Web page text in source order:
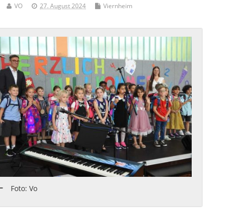
VO 27. August 2024 Viernheim
Foto: Vo